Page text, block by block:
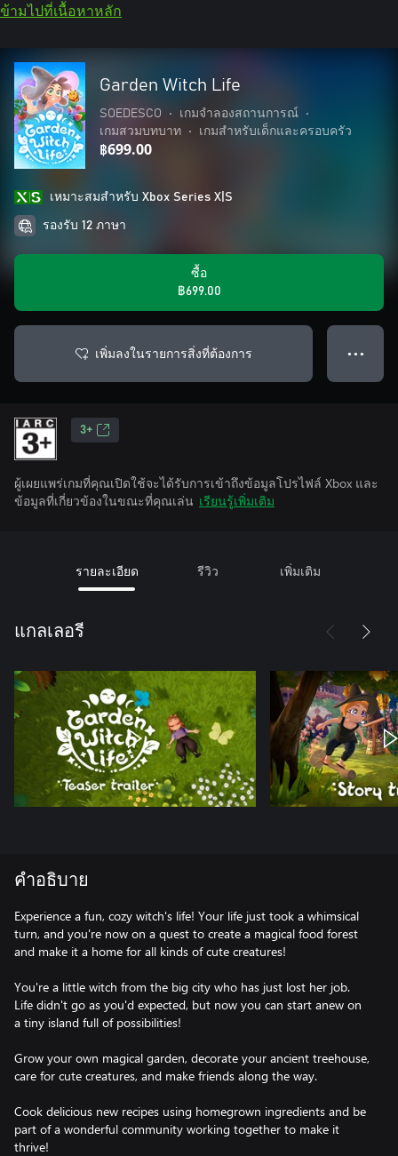
ข้ามไปที่เนื้อหาหลัก
Garden Witch Life
SOEDESCO • เกมจำลองสถานการณ์
•
เกมสวมบทบาท
• เกมสำหรับเด็กและครอบครัว
฿699.00
เหมาะสมสําหรับ Xbox Series X|S
รองรับ 12 ภาษา
ซื้อ
฿699.00
เพิ่มลงในรายการสิ่งที่ต้องการ ● ● ●
3+
ผู้เผยแพร่เกมที่คุณเปิดใช้จะได้รับการเข้าถึงข้อมูลโปรไฟล์ Xbox และ
ข้อมูลที่เกี่ยวข้องในขณะที่คุณเล่น เรียนรู้เพิ่มเติม
รายละเอียด รีวิว เพิ่มเติม
แกลเลอรี
คำอธิบาย
Experience a fun, cozy witch's life! Your life just took a whimsical
turn, and you're now on a quest to create a magical food forest
and make it a home for all kinds of cute creatures!
You're a little witch from the big city who has just lost her job.
Life didn't go as you'd expected, but now you can start anew on
a tiny island full of possibilities!
Grow your own magical garden, decorate your ancient treehouse,
care for cute creatures, and make friends along the way.
Cook delicious new recipes using homegrown ingredients and be
part of a wonderful community working together to make it
thrive!